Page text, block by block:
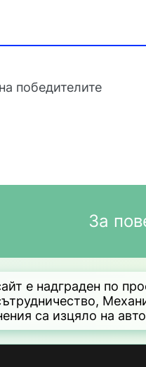
победителите
За
е надграден по
са изцяло на